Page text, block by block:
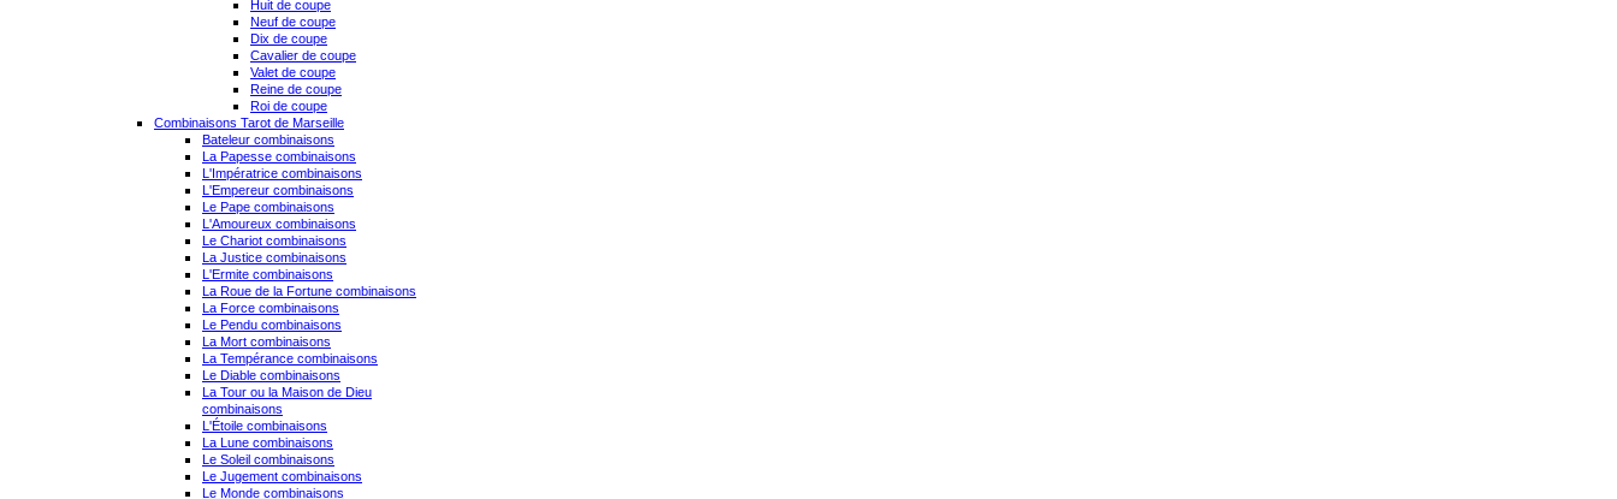
Huit de coupe
Neuf de coupe
Dix de coupe
Cavalier de coupe
Valet de coupe
Reine de coupe
Roi de coupe
Combinaisons Tarot de Marseille
Bateleur combinaisons
La Papesse combinaisons
L'Impératrice combinaisons
L'Empereur combinaisons
Le Pape combinaisons
L'Amoureux combinaisons
Le Chariot combinaisons
La Justice combinaisons
L'Ermite combinaisons
La Roue de la Fortune combinaisons
La Force combinaisons
Le Pendu combinaisons
La Mort combinaisons
La Tempérance combinaisons
Le Diable combinaisons
La Tour ou la Maison de Dieu
combinaisons
L'Étoile combinaisons
La Lune combinaisons
Le Soleil combinaisons
Le Jugement combinaisons
Le Monde combinaisons